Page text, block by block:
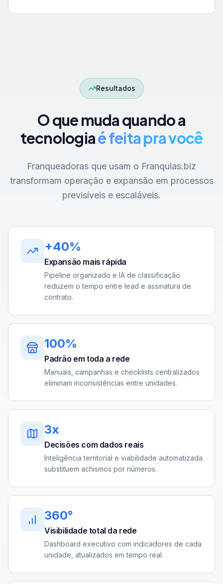
Resultados
O que muda quando a
tecnologiaé feita pra você
Franqueadoras que usam o Franquias.biz
transformam operação e expansão em processos
previsíveis e escaláveis.
+40%
Expansão mais rápida
Pipeline organizado e IA de classificação
reduzem o tempo entre lead e assinatura de
contrato.
100%
Padrão em toda a rede
Manuais, campanhas e checklists centralizados
eliminam inconsistências entre unidades.
3x
Decisões com dados reais
Inteligência territorial e viabilidade automatizada
substituem achismos por números.
360°
Visibilidade total da rede
Dashboard executivo com indicadores de cada
unidade, atualizados em tempo real.